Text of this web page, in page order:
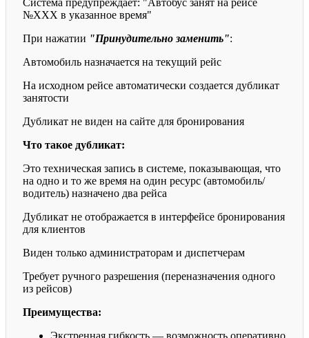
Система предупреждает: "Автобус занят на рейсе
№XXX в указанное время"
При нажатии "Принудительно заменить":
Автомобиль назначается на текущий рейс
На исходном рейсе автоматически создается дубликат
занятости
Дубликат не виден на сайте для бронирования
Что такое дубликат:
Это техническая запись в системе, показывающая, что
на одно и то же время на один ресурс (автомобиль/
водитель) назначено два рейса
Дубликат не отображается в интерфейсе бронирования
для клиентов
Виден только администраторам и диспетчерам
Требует ручного разрешения (переназначения одного
из рейсов)
Преимущества:
Экстренная гибкость — возможность оперативно